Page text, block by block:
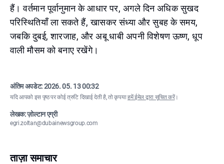
हैं। वर्तमान पूर्वानुमान के आधार पर, अगले दिन अधिक सुखद
परिस्थितियाँ ला सकते हैं, खासकर संध्या और सुबह के समय,
जबकि दुबई, शारजाह, और अबू धाबी अपनी विशेषण ऊष्ण, धूप
वाली मौसम को बनाए रखेंगे।
अंतिम अपडेट:2026. 05. 13 00:32
यदि आपको इस पृष्ठ पर कोई त्रुटि दिखाई देती है, तो कृपयाहमें ईमेल द्वारा सूचित करें।
लेखक: ज़ोल्टान एग्री
egri.zoltan@dubainewsgroup.com
ताज़ा समाचार